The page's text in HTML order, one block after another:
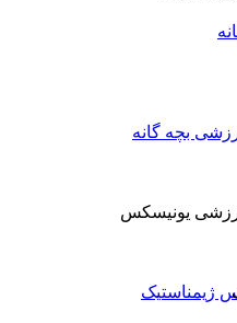
بچه گانه
یونیسکس
ژیمناستیک